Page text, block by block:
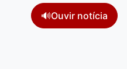
🔊Ouvir notícia